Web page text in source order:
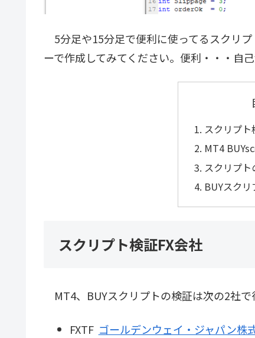
5分足や15分足で便利に使ってるスクリ
ーで作成してみてください。便利・・・自
スクリプト
MT4
スクリプ
BUYスク
スクリプト検証FX会社
MT4、BUYスクリプトの検証は次の2社で
FXTF ゴールデンウェイ・ジャパン株